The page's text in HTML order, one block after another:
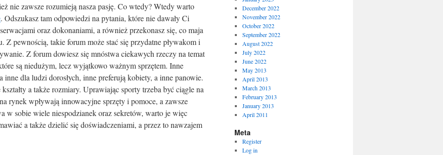
nie zawsze rozumieją nasza pasję. Co wtedy? Wtedy warto
. Odszukasz tam odpowiedzi na pytania, które nie dawały Ci
oraz dokonaniami, a również przekonasz się, co maja
Z pewnością, takie forum może stać się przydatne pływakom i
Z forum dowiesz się mnóstwa ciekawych rzeczy na temat
są niedużym, lecz wyjątkowo ważnym sprzętem. Inne
dla ludzi dorosłych, inne preferują kobiety, a inne panowie.
a także rozmiary. Uprawiając sporty trzeba być ciągle na
rynek wpływają innowacyjne sprzęty i pomoce, a zawsze
w sobie wiele niespodzianek oraz sekretów, warto je więc
a także dzielić się doświadczeniami, a przez to nawzajem
December 2022
November 2022
October 2022
September 2022
August 2022
July 2022
June 2022
May 2013
April 2013
March 2013
February 2013
January 2013
April 2011
Meta
Register
Log in